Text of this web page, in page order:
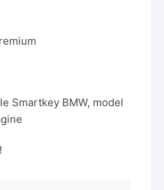
Smartkey BMW, model